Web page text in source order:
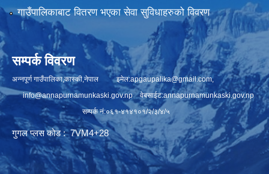
गाउँपालिकाबाट वितरण भएका सेवा सुविधाहरुको विवरण
सम्पर्क विवरण
अन्नपूर्ण गाउँपालिका,कास्की,नेपाल इमेल:apgaupalika@gmail.com,
info@annapurnamunkaski.gov.npवेबसाईट:annapurnamunkaski.gov.np
सम्पर्क नं:०६१-४१४१०१/२/३/४/५
गुगल प्लस कोड : 7VM4+28